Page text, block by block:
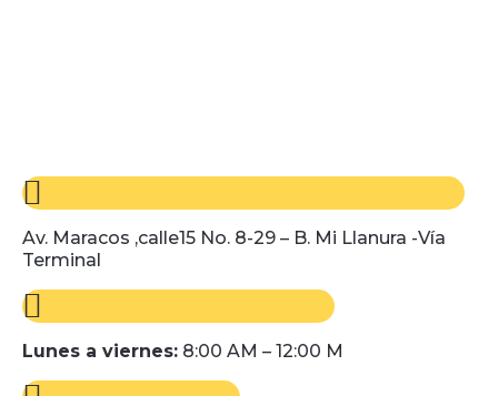
Av. Maracos ,calle15 No. 8-29 – B. Mi Llanura -Vía
Terminal
Lunes a viernes: 8:00 AM – 12:00 M